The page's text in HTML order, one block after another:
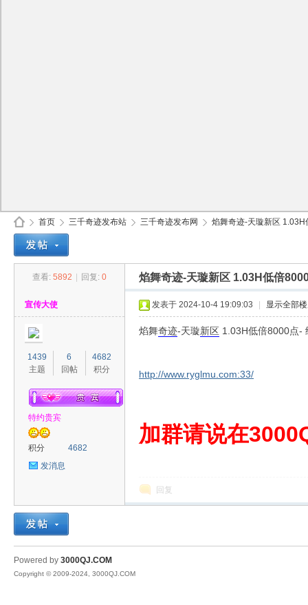
QJ
首页
›
三千奇迹发布站 三千奇迹发布网
›
焰舞奇迹-天璇新区
查看: 5892 回复: 0 焰舞奇迹-天璇新区 1.03H低倍
宣传大使
1439
主题
6
回帖
4682
积分
特约贵宾
积分
4682
发消息
发表于 2024-10-4 19:09:03 显示全部
焰舞奇迹-天璇新区 1.03H低倍8000点-
http://www.ryglmu.com:33/
加群请说在
回复
Powered by 3000QJ.COM
Copyright © 2009-2024, 3000QJ.COM